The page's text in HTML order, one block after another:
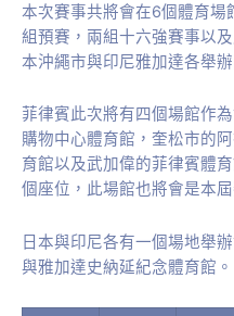
本次賽事共將會在6個體育場
組預賽，兩組十六強賽事以
本沖繩市與印尼雅加達各舉
菲律賓此次將有四個場館作
購物中心體育館，奎松市的
育館以及武加偉的菲律賓體
個座位，此場館也將會是本
日本與印尼各有一個場地舉
與雅加達史納延紀念體育館。